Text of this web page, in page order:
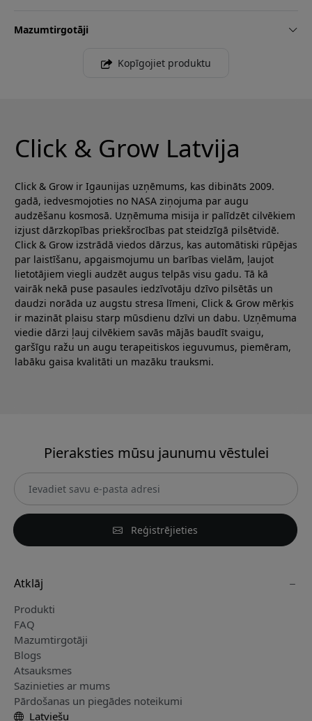
Mazumtirgotāji
Kopīgojiet produktu
Click & Grow Latvija
Click & Grow ir Igaunijas uzņēmums, kas dibināts 2009.
gadā, iedvesmojoties no NASA ziņojuma par augu
audzēšanu kosmosā. Uzņēmuma misija ir palīdzēt cilvēkiem
izjust dārzkopības priekšrocības pat steidzīgā pilsētvidē.
Click & Grow izstrādā viedos dārzus, kas automātiski rūpējas
par laistīšanu, apgaismojumu un barības vielām, ļaujot
lietotājiem viegli audzēt augus telpās visu gadu. Tā kā
vairāk nekā puse pasaules iedzīvotāju dzīvo pilsētās un
daudzi norāda uz augstu stresa līmeni, Click & Grow mērķis
ir mazināt plaisu starp mūsdienu dzīvi un dabu. Uzņēmuma
viedie dārzi ļauj cilvēkiem savās mājās baudīt svaigu,
garšīgu ražu un augu terapeitiskos ieguvumus, piemēram,
labāku gaisa kvalitāti un mazāku trauksmi.
Pieraksties mūsu jaunumu vēstulei
Reģistrējieties
Atklāj
Produkti
FAQ
Mazumtirgotāji
Blogs
Atsauksmes
Sazinieties ar mums
Pārdošanas un piegādes noteikumi
Latviešu